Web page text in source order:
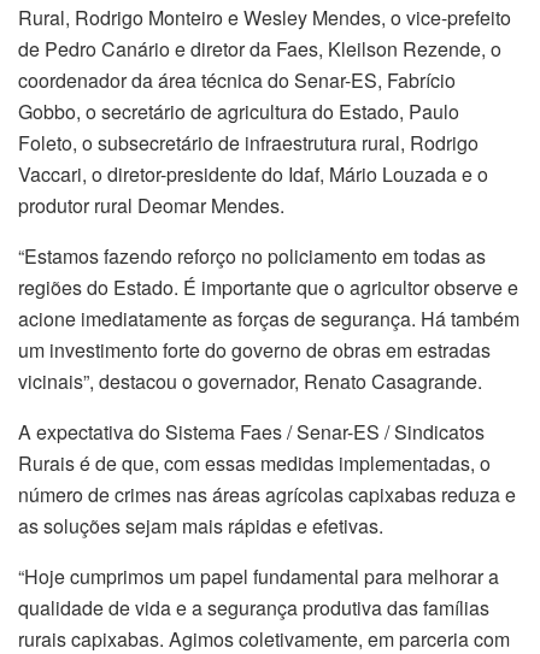
Rural, Rodrigo Monteiro e Wesley Mendes, o vice-prefeito
de Pedro Canário e diretor da Faes, Kleilson Rezende, o
coordenador da área técnica do Senar-ES, Fabrício
Gobbo, o secretário de agricultura do Estado, Paulo
Foleto, o subsecretário de infraestrutura rural, Rodrigo
Vaccari, o diretor-presidente do Idaf, Mário Louzada e o
produtor rural Deomar Mendes.
“Estamos fazendo reforço no policiamento em todas as
regiões do Estado. É importante que o agricultor observe e
acione imediatamente as forças de segurança. Há também
um investimento forte do governo de obras em estradas
vicinais”, destacou o governador, Renato Casagrande.
A expectativa do Sistema Faes / Senar-ES / Sindicatos
Rurais é de que, com essas medidas implementadas, o
número de crimes nas áreas agrícolas capixabas reduza e
as soluções sejam mais rápidas e efetivas.
“Hoje cumprimos um papel fundamental para melhorar a
qualidade de vida e a segurança produtiva das famílias
rurais capixabas. Agimos coletivamente, em parceria com